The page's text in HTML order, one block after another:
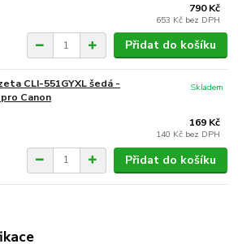
790 Kč
653 Kč bez DPH
Přidat do košíku
CLI-551GYXL šedá -
Canon
169 Kč
140 Kč bez DPH
Skladem
Přidat do košíku